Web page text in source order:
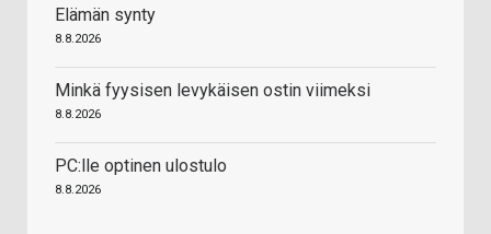
Elämän synty
8.8.2026
Minkä fyysisen levykäisen ostin viimeksi
8.8.2026
PC:lle optinen ulostulo
8.8.2026